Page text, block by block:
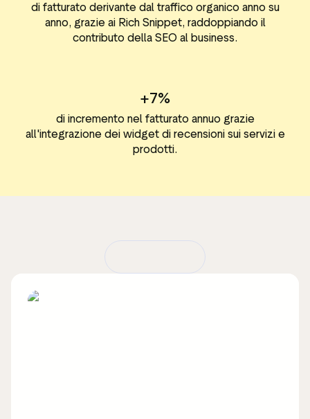
di fatturato derivante dal traffico organico anno su
anno, grazie ai Rich Snippet, raddoppiando il
contributo della SEO al business.
+7%
di incremento nel fatturato annuo grazie
all'integrazione dei widget di recensioni sui servizi e
prodotti.